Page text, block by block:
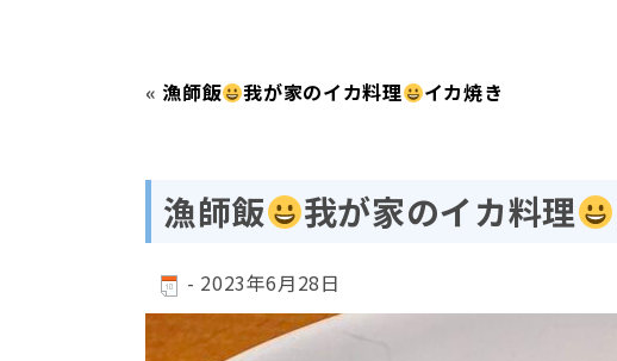
« 漁師飯 我が家のイカ料理 イカ焼き
漁師飯 我が家のイカ料理
- 2023年6月28日